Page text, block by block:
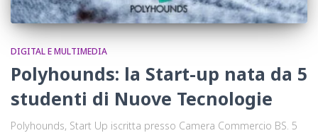
DIGITAL E MULTIMEDIA
Polyhounds: la Start-up nata da 5
studenti di Nuove Tecnologie
Polyhounds, Start Up iscritta presso Camera Commercio BS. 5